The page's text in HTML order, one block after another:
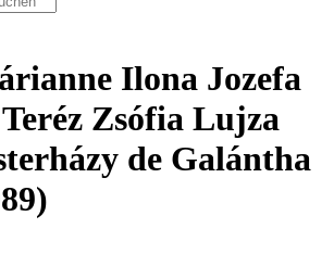
Ilona Jozefa
Zsófia Lujza
de Galántha